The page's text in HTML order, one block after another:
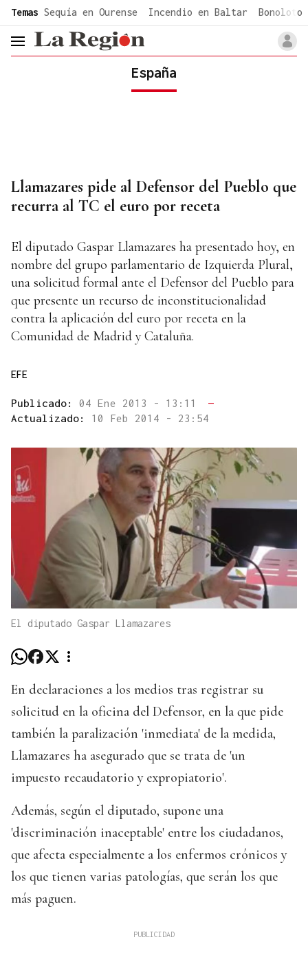
common.go-to-content
Temas Sequía en Ourense Incendio en Baltar Bonoloto
header.menu.open
España
Llamazares pide al Defensor del Pueblo que
recurra al TC el euro por receta
El diputado Gaspar Llamazares ha presentado hoy, en
nombre del grupo parlamentario de Izquierda Plural,
una solicitud formal ante el Defensor del Pueblo para
que presente un recurso de inconstitucionalidad
contra la aplicación del euro por receta en la
Comunidad de Madrid y Cataluña.
EFE
Publicado: 04 Ene 2013 - 13:11
—
Actualizado: 10 Feb 2014 - 23:54
El diputado Gaspar Llamazares
En declaraciones a los medios tras registrar su
solicitud en la oficina del Defensor, en la que pide
también la paralización 'inmediata' de la medida,
Llamazares ha asegurado que se trata de 'un
impuesto recaudatorio y expropiatorio'.
Además, según el diputado, supone una
'discriminación inaceptable' entre los ciudadanos,
que afecta especialmente a los enfermos crónicos y
los que tienen varias patologías, que serán los que
más paguen.